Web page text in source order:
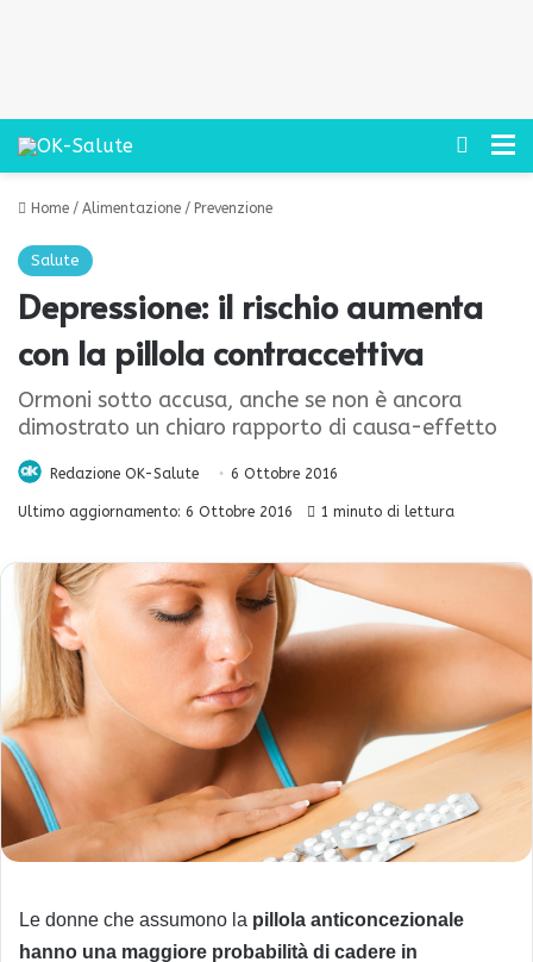
Cerca
Home / Alimentazione / Prevenzione
Salute
Depressione: il rischio aumenta
con la pillola contraccettiva
Ormoni sotto accusa, anche se non è ancora
dimostrato un chiaro rapporto di causa-effetto
Redazione OK-Salute 6 Ottobre 2016
Ultimo aggiornamento: 6 Ottobre 2016 1 minuto di lettura
Le donne che assumono la pillola anticoncezionale
hanno una maggiore probabilità di cadere in